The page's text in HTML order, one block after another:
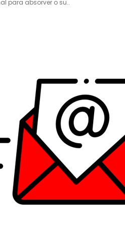
para absorver o su..